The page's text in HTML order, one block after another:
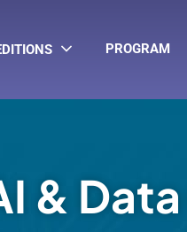
PROGRAM
&